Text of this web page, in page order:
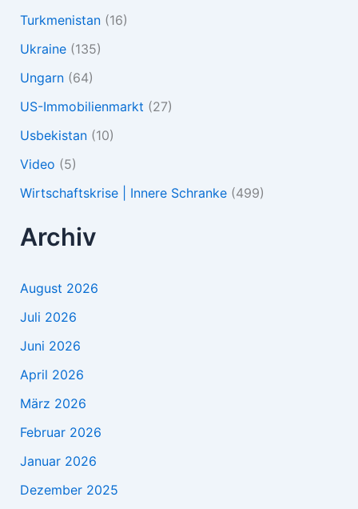
Turkmenistan(16)
Ukraine(135)
Ungarn(64)
US-Immobilienmarkt (27)
Usbekistan(10)
Video (5)
Wirtschaftskrise | Innere Schranke(499)
Archiv
August 2026
Juli 2026
Juni 2026
April 2026
März 2026
Februar 2026
Januar 2026
Dezember 2025